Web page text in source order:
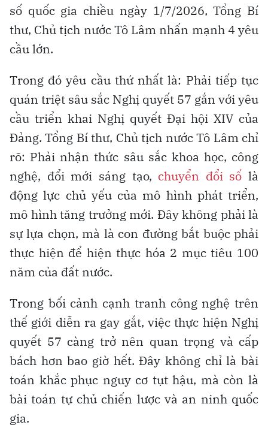
số quốc gia chiều ngày 1/7/2026, Tổng Bí
thư, Chủ tịch nước Tô Lâm nhấn mạnh 4 yêu
cầu lớn.
Trong đó yêu cầu thứ nhất là: Phải tiếp tục
quán triệt sâu sắc Nghị quyết 57 gắn với yêu
cầu triển khai Nghị quyết Đại hội XIV của
Đảng. Tổng Bí thư, Chủ tịch nước Tô Lâm chỉ
rõ: Phải nhận thức sâu sắc khoa học, công
nghệ, đổi mới sáng tạo, chuyển đổi số là
động lực chủ yếu của mô hình phát triển,
mô hình tăng trưởng mới. Đây không phải là
sự lựa chọn, mà là con đường bắt buộc phải
thực hiện để hiện thực hóa 2 mục tiêu 100
năm của đất nước.
Trong bối cảnh cạnh tranh công nghệ trên
thế giới diễn ra gay gắt, việc thực hiện Nghị
quyết 57 càng trở nên quan trọng và cấp
bách hơn bao giờ hết. Đây không chỉ là bài
toán khắc phục nguy cơ tụt hậu, mà còn là
bài toán tự chủ chiến lược và an ninh quốc
gia.